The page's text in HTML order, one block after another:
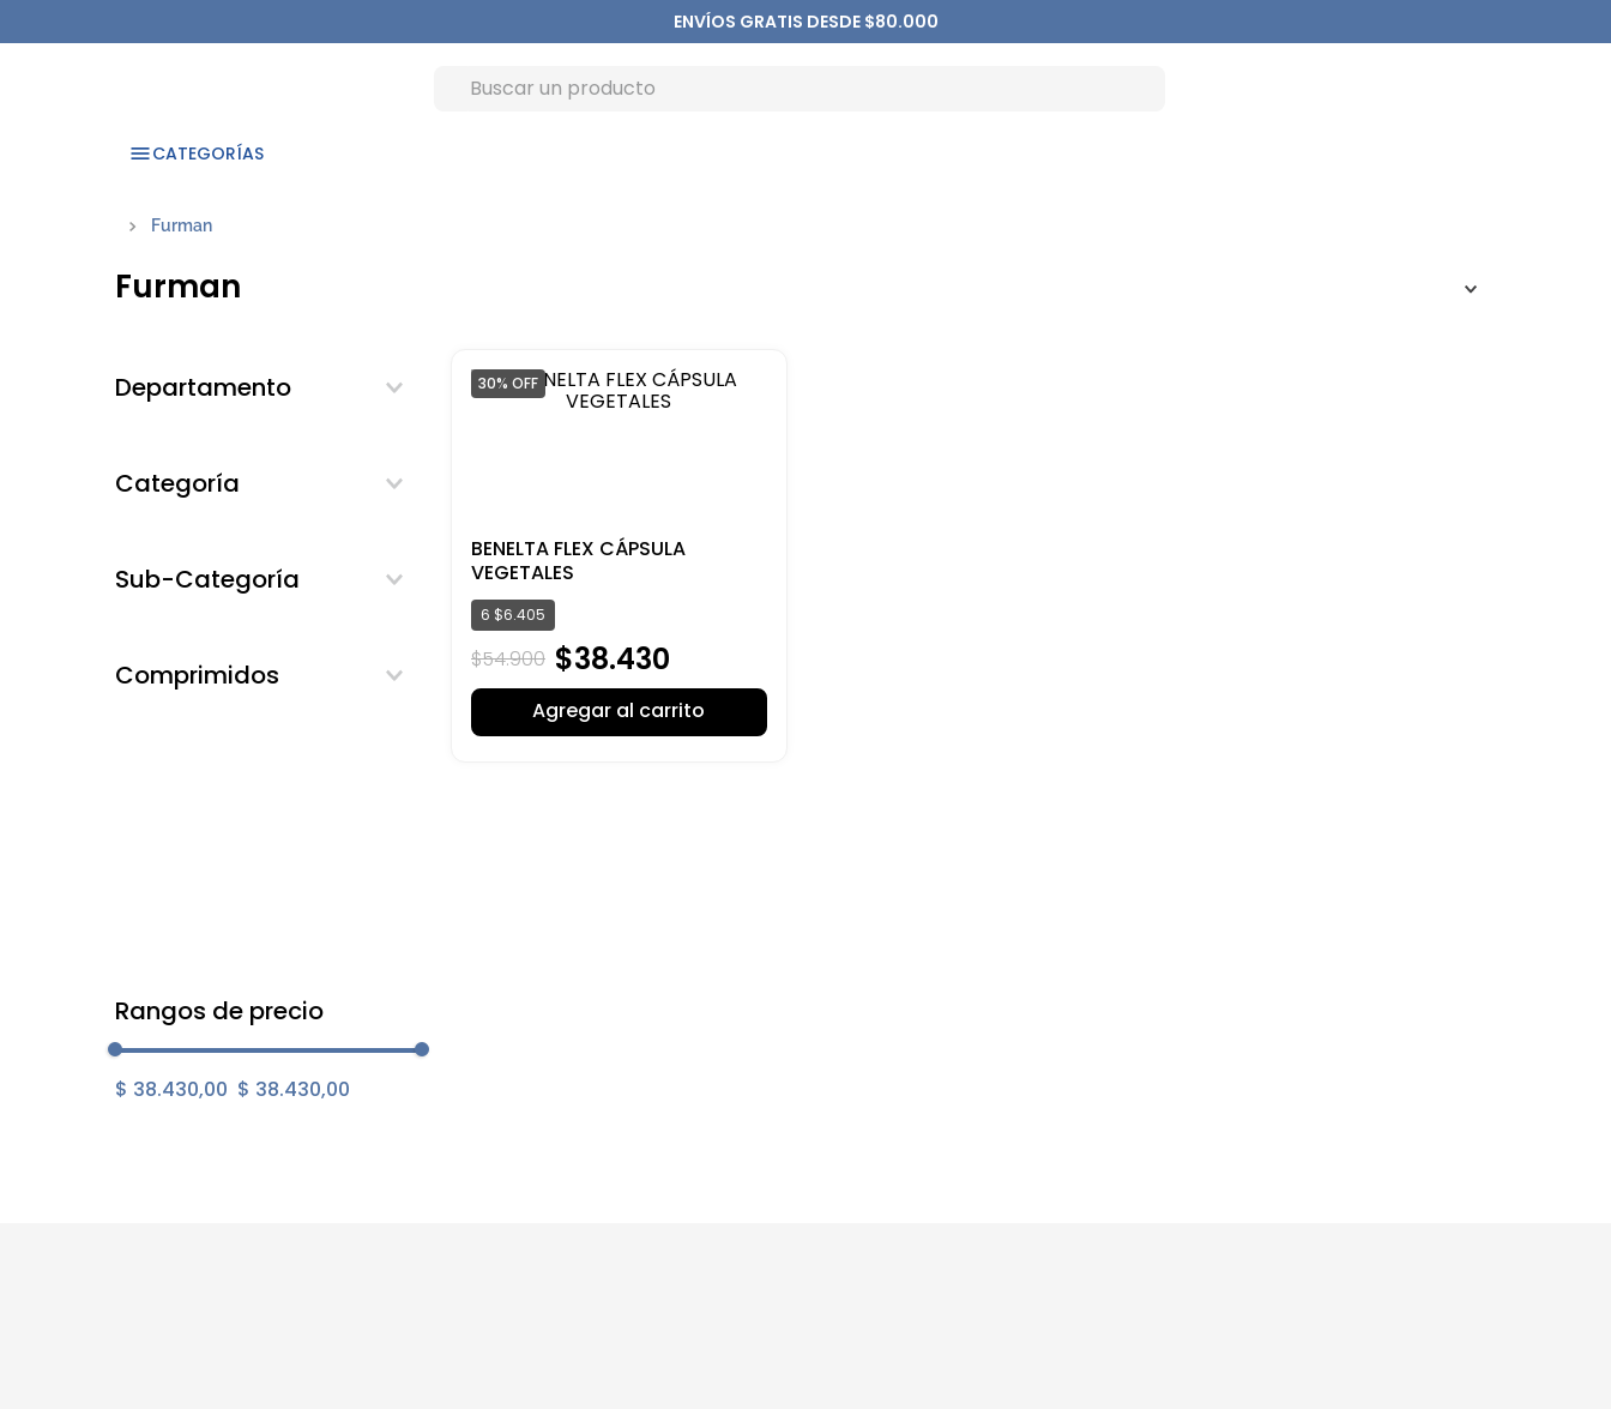
ENVÍOS GRATIS DESDE $80.000
CATEGORÍAS
Furman
Furman
Departamento
Categoría
Sub-Categoría
Comprimidos
Rangos de precio
$ 38.430,00 $ 38.430,00
30% OFF
BENELTA FLEX CÁPSULA
VEGETALES
6 $6.405
$54.900 $38.430
Agregar al carrito